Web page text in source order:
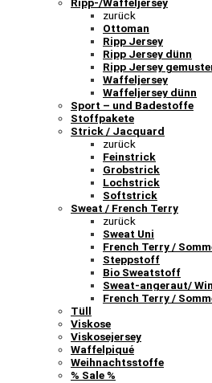
Ripp-/Waffeljersey
zurück
Ottoman
Ripp Jersey
Ripp Jersey dünn
Ripp Jersey
Waffeljersey
Waffeljersey dünn
Sport – und Badestoffe
Stoffpakete
Strick / Jacquard
zurück
Feinstrick
Grobstrick
Lochstrick
Softstrick
Sweat / French Terry
zurück
Sweat Uni
French Terry /
Steppstoff
Bio Sweatstoff
Sweat-angeraut/
French Terry /
Tüll
Viskose
Viskosejersey
Waffelpiqué
Weihnachtsstoffe
% Sale %